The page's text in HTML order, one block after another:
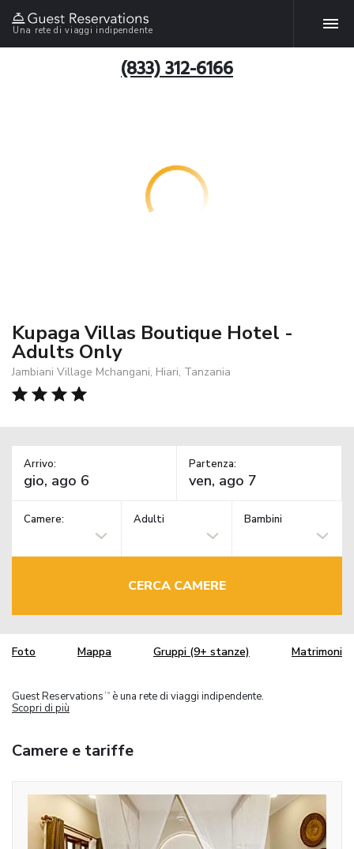
Una rete di viaggi indipendente
(833) 312-6166
Kupaga Villas Boutique Hotel -
Adults Only
Jambiani Village Mchangani, Hiari, Tanzania
Arrivo: Partenza:
Camere: Adulti Bambini
CERCA CAMERE
Foto Mappa Gruppi (9+ stanze) Matrimoni
Guest Reservations TM
è una rete di viaggi indipendente.
Scopri di più
Camere e tariffe